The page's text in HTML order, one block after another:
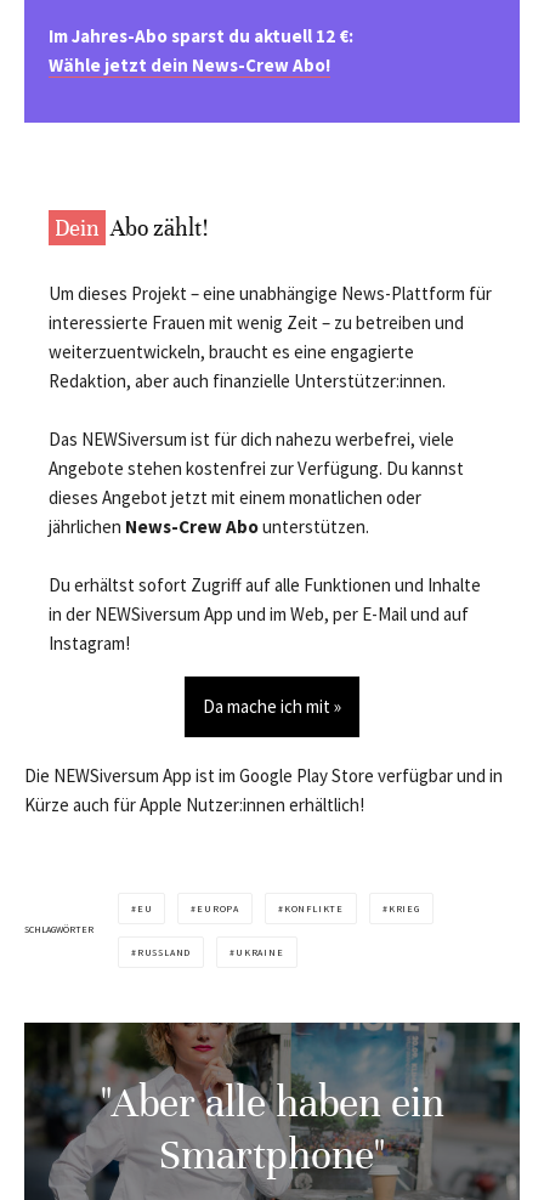
Im Jahres-Abo sparst du aktuell 12 €:
Wähle jetzt dein News-Crew Abo!
Dein Abo zählt!
Um dieses Projekt – eine unabhängige News-Plattform für
interessierte Frauen mit wenig Zeit – zu betreiben und
weiterzuentwickeln, braucht es eine engagierte
Redaktion, aber auch finanzielle Unterstützer:innen.
Das NEWSiversum ist für dich nahezu werbefrei, viele
Angebote stehen kostenfrei zur Verfügung. Du kannst
dieses Angebot jetzt mit einem monatlichen oder
jährlichen News-Crew Abounterstützen.
Du erhältst sofort Zugriff auf alle Funktionen und Inhalte
in der NEWSiversum App und im Web, per E-Mail und auf
Instagram!
Da mache ich mit »
Die NEWSiversum App ist im Google Play Store verfügbar und in
Kürze auch für Apple Nutzer:innen erhältlich!
SCHLAGWÖRTER
EU EUROPA KONFLIKTE KRIEG
RUSSLAND UKRAINE
"Aber alle haben ein
Smartphone"